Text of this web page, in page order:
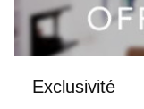
Exclusivité